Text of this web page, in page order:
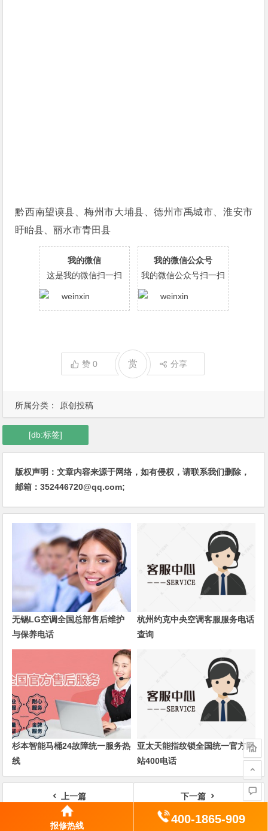
所属分类： 原创投稿
黔西南望谟县、梅州市大埔县、德州市禹城市、淮安市
盱眙县、丽水市青田县
我的微信
这是我的微信扫一扫
我的微信公众号
我的微信公众号扫一扫
赞0 赏 分享
[db:标签]
版权声明：文章内容来源于网络，如有侵权，请联系我们删除，
邮箱：352446720@qq.com;
无锡LG空调全国总部售后维护
与保养电话
杭州约克中央空调客服服务电话
查询
杉本智能马桶24故障统一服务热
线
亚太天能指纹锁全国统一官方网
站400电话
上一篇
乐视智能指纹锁售后维修24小时上门服务
下一篇
科大洗碗机全国统一24小时400服务中心
报修热线
400-1865-909